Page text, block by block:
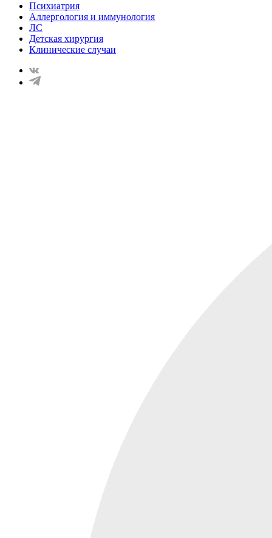
Психиатрия
Аллергология и иммунология
ЛС
Детская хирургия
Клинические случаи